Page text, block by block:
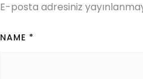
E-posta adresiniz
NAME *